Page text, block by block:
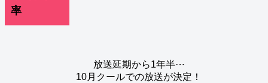
率
放送延期から1年半⋯
10月クールでの放送が決定！